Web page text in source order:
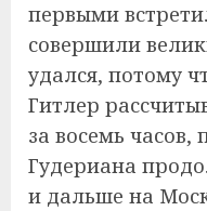
первыми
совершили
удался, потому
Гитлер
за восемь часов,
Гудериана
и дальше на